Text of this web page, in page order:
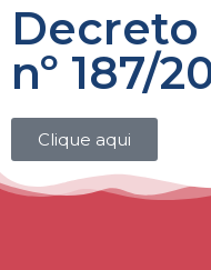
nº 187/
Clique aqui